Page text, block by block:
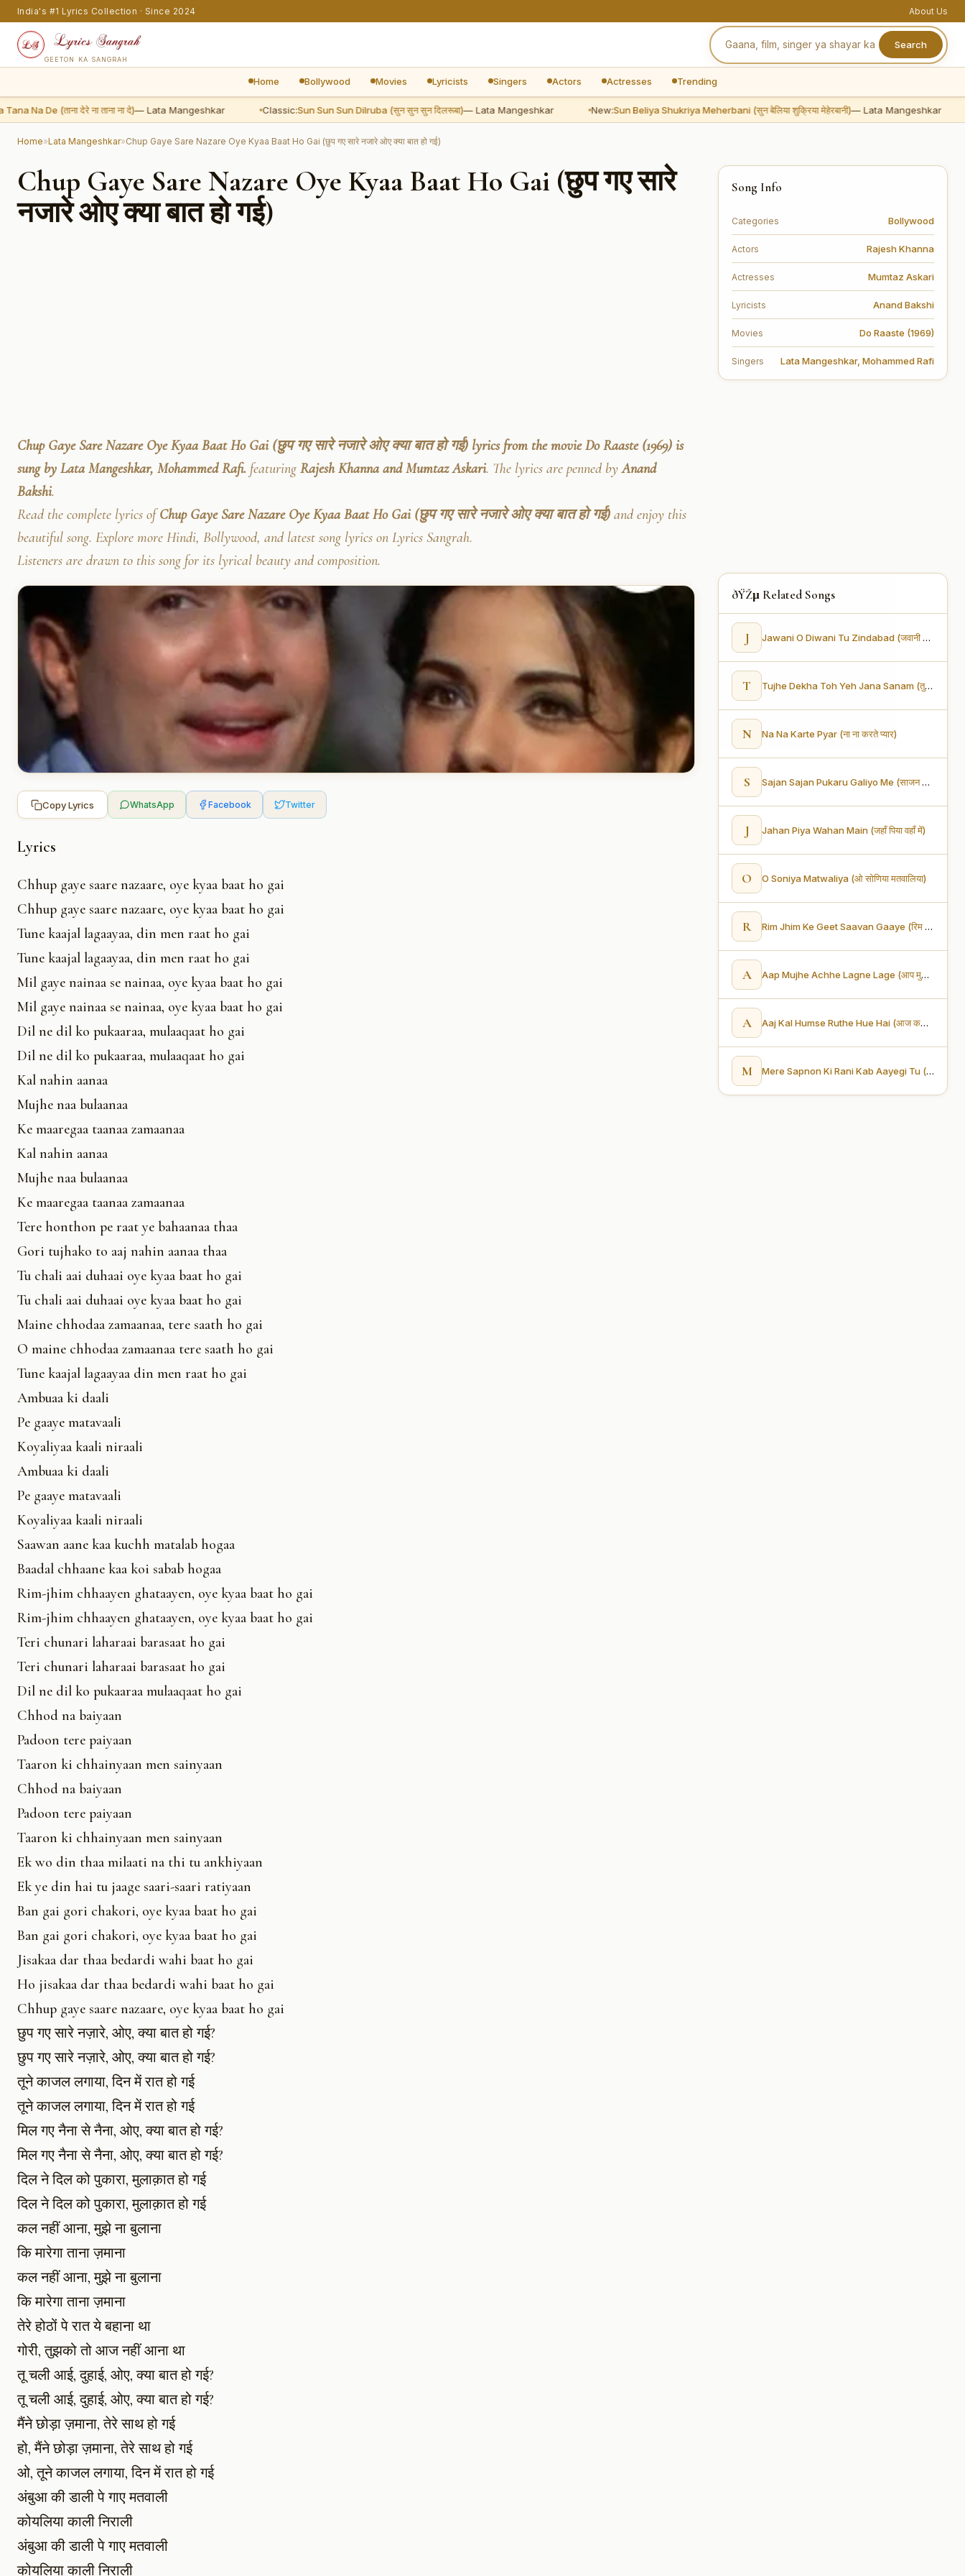
India's #1 Lyrics Collection · Since 2024 About Us
GEETON KA SANGRAH
Search
Home Bollywood Movies Lyricists Singers Actors Actresses Trending
Na De (ताना देरे ना ताना ना दे)— Lata Mangeshkar Classic:Sun Sun Sun Dilruba (सुन सुन सुन दिलरूबा)— Lata Mangeshkar New:Sun Beliya Shukriya Meherbani (सुन बेलिया शुक्रिया मेहेरबानी)— Lata Mangeshkar
Home»Lata Mangeshkar»Chup Gaye Sare Nazare Oye Kyaa Baat Ho Gai (छुप गए सारे नजारे ओए क्या बात हो गई)
Chup Gaye Sare Nazare Oye Kyaa Baat Ho Gai (छुप गए सारे
नजारे ओए क्या बात हो गई)
Chup Gaye Sare Nazare Oye Kyaa Baat Ho Gai (छुप गए सारे नजारे ओए क्या बात हो गई) lyrics from the movie Do Raaste (1969) is
sung by Lata Mangeshkar, Mohammed Rafi. featuring Rajesh Khanna and Mumtaz Askari. The lyrics are penned byAnand
Bakshi.
Read the complete lyrics ofChup Gaye Sare Nazare Oye Kyaa Baat Ho Gai (छुप गए सारे नजारे ओए क्या बात हो गई) and enjoy this
beautiful song. Explore more Hindi, Bollywood, and latest song lyrics on Lyrics Sangrah.
Listeners are drawn to this song for its lyrical beauty and composition.
Copy Lyrics WhatsApp Facebook Twitter
Lyrics
Chhup gaye saare nazaare, oye kyaa baat ho gai
Chhup gaye saare nazaare, oye kyaa baat ho gai
Tune kaajal lagaayaa, din men raat ho gai
Tune kaajal lagaayaa, din men raat ho gai
Mil gaye nainaa se nainaa, oye kyaa baat ho gai
Mil gaye nainaa se nainaa, oye kyaa baat ho gai
Dil ne dil ko pukaaraa, mulaaqaat ho gai
Dil ne dil ko pukaaraa, mulaaqaat ho gai
Kal nahin aanaa
Mujhe naa bulaanaa
Ke maaregaa taanaa zamaanaa
Kal nahin aanaa
Mujhe naa bulaanaa
Ke maaregaa taanaa zamaanaa
Tere honthon pe raat ye bahaanaa thaa
Gori tujhako to aaj nahin aanaa thaa
Tu chali aai duhaai oye kyaa baat ho gai
Tu chali aai duhaai oye kyaa baat ho gai
Maine chhodaa zamaanaa, tere saath ho gai
O maine chhodaa zamaanaa tere saath ho gai
Tune kaajal lagaayaa din men raat ho gai
Ambuaa ki daali
Pe gaaye matavaali
Koyaliyaa kaali niraali
Ambuaa ki daali
Pe gaaye matavaali
Koyaliyaa kaali niraali
Saawan aane kaa kuchh matalab hogaa
Baadal chhaane kaa koi sabab hogaa
Rim-jhim chhaayen ghataayen, oye kyaa baat ho gai
Rim-jhim chhaayen ghataayen, oye kyaa baat ho gai
Teri chunari laharaai barasaat ho gai
Teri chunari laharaai barasaat ho gai
Dil ne dil ko pukaaraa mulaaqaat ho gai
Chhod na baiyaan
Padoon tere paiyaan
Taaron ki chhainyaan men sainyaan
Chhod na baiyaan
Padoon tere paiyaan
Taaron ki chhainyaan men sainyaan
Ek wo din thaa milaati na thi tu ankhiyaan
Ek ye din hai tu jaage saari-saari ratiyaan
Ban gai gori chakori, oye kyaa baat ho gai
Ban gai gori chakori, oye kyaa baat ho gai
Jisakaa dar thaa bedardi wahi baat ho gai
Ho jisakaa dar thaa bedardi wahi baat ho gai
Chhup gaye saare nazaare, oye kyaa baat ho gai
छुप गए सारे नज़ारे, ओए, क्या बात हो गई?
छुप गए सारे नज़ारे, ओए, क्या बात हो गई?
तूने काजल लगाया, दिन में रात हो गई
तूने काजल लगाया, दिन में रात हो गई
मिल गए नैना से नैना, ओए, क्या बात हो गई?
मिल गए नैना से नैना, ओए, क्या बात हो गई?
दिल ने दिल को पुकारा, मुलाक़ात हो गई
दिल ने दिल को पुकारा, मुलाक़ात हो गई
कल नहीं आना, मुझे ना बुलाना
कि मारेगा ताना ज़माना
कल नहीं आना, मुझे ना बुलाना
कि मारेगा ताना ज़माना
तेरे होठों पे रात ये बहाना था
गोरी, तुझको तो आज नहीं आना था
तू चली आई, दुहाई, ओए, क्या बात हो गई?
तू चली आई, दुहाई, ओए, क्या बात हो गई?
मैंने छोड़ा ज़माना, तेरे साथ हो गई
हो, मैंने छोड़ा ज़माना, तेरे साथ हो गई
ओ, तूने काजल लगाया, दिन में रात हो गई
अंबुआ की डाली पे गाए मतवाली
कोयलिया काली निराली
अंबुआ की डाली पे गाए मतवाली
कोयलिया काली निराली
Song Info
Categories Bollywood
Actors Rajesh Khanna
Actresses Mumtaz Askari
Lyricists Anand Bakshi
Movies Do Raaste (1969)
Singers Lata Mangeshkar, Mohammed Rafi
ðŸŽµ Related Songs
J Jawani O Diwani Tu Zindabad (जवानी ओ दीवानी तू ज़िंदाबाद )
T Tujhe Dekha Toh Yeh Jana Sanam (तुझे देखा तो ये जाना सनम)
N Na Na Karte Pyar (ना ना करते प्यार)
S Sajan Sajan Pukaru Galiyo Me (साजन साजन पुकारूँ गलियों में)
J Jahan Piya Wahan Main (जहाँ पिया वहाँ में)
O O Soniya Matwaliya (ओ सोणिया मतवालिया)
R Rim Jhim Ke Geet Saavan Gaaye (रिम झिम के गीत सावन गाए)
A Aap Mujhe Achhe Lagne Lage (आप मुझे अछए लगने लगे)
A Aaj Kal Humse Ruthe Hue Hai (आज कल हमसे रूठे हुए हैं)
M Mere Sapnon Ki Rani Kab Aayegi Tu (मेरे सपनों की रानी कब आएगी तू)